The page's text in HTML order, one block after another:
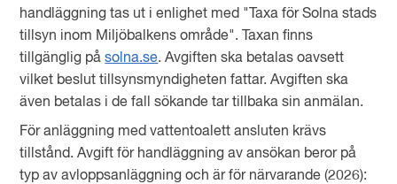
handläggning tas ut i enlighet med "Taxa för Solna stads
tillsyn inom Miljöbalkens område". Taxan finns
tillgänglig påsolna.se. Avgiften ska betalas oavsett
vilket beslut tillsynsmyndigheten fattar. Avgiften ska
även betalas i de fall sökande tar tillbaka sin anmälan.
För anläggning med vattentoalett ansluten krävs
tillstånd. Avgift för handläggning av ansökan beror på
typ av avloppsanläggning och är för närvarande (2026):